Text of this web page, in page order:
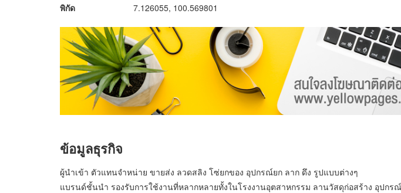
พิกัด 7.126055, 100.569801
ข้อมูลธุรกิจ
ผู้นำเข้า ตัวแทนจำหน่าย ขายส่ง ลวดสลิง โซ่ยกของ อุปกรณ์ยก ลาก ดึง รูปแบบต่างๆ
แบรนด์ชั้นนำ รองรับการใช้งานที่หลากหลายทั้งในโรงงานอุตสาหกรรม ลานวัสดุก่อสร้าง อุปกร